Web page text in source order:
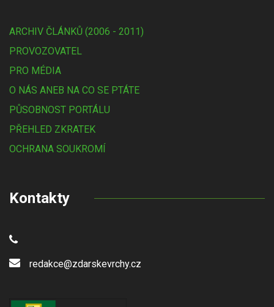
ARCHIV ČLÁNKŮ (2006 - 2011)
PROVOZOVATEL
PRO MÉDIA
O NÁS ANEB NA CO SE PTÁTE
PŮSOBNOST PORTÁLU
PŘEHLED ZKRATEK
OCHRANA SOUKROMÍ
Kontakty
redakce@zdarskevrchy.cz